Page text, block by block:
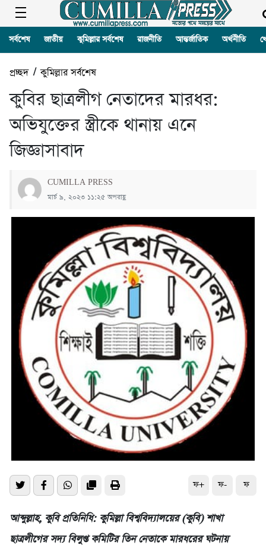
সর্বশেষ জাতীয় কুমিল্লার সর্বশেষ রাজনীতি আন্তর্জাতিক অর্থনীতি
প্রচ্ছদ/কুমিল্লার সর্বশেষ
কুবির ছাত্রলীগ নেতাদের মারধর:
অভিযুক্তের স্ত্রীকে থানায় এনে
জিজ্ঞাসাবাদ
CUMILLA PRESS
মার্চ ৯, ২০২৩ ১১:২৫ অপরাহ্ণ
ফ+ ফ- ফ
আব্দুল্লাহ, কুবি প্রতিনিধি: কুমিল্লা বিশ্ববিদ্যালয়ের (কুবি) শাখা
ছাত্রলীগের সদ্য বিলুপ্ত কমিটির তিন নেতাকে মারধরের ঘটনায়